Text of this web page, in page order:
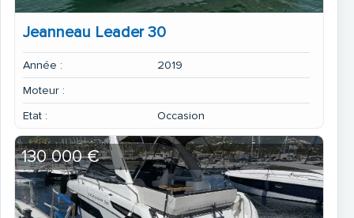
Jeanneau Leader 30
Année :
2019
Moteur :
Etat :
Occasion
130 000 €